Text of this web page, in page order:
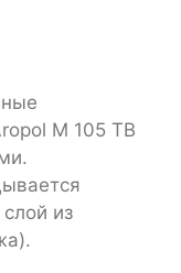
M 105 TB
из